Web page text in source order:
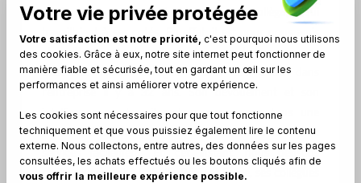
décès laissera un grand vide pour les collègues qui
travaillaient à ses cotés. En effet, il est pour nous amis
et collègues de travail, douloureux de panser nos
blessures. Notre collègue Daniel est entré dans
l’entreprise il y a 32 ans. Son dévouement et son
intelligence au travail restera pour nous tous une
richesse. Evidement, on n’efface pas 32 ans de loyaux
services facilement. En cet instant, nous pensons
chaleureusement à Isabelle, Régis et Serge, ses collègues
Votre vie privée protégée
Votre satisfaction est notre priorité, c'est pourquoi nous utilisons
des cookies. Grâce à eux, notre site internet peut fonctionner de
manière fiable et sécurisée, tout en gardant un œil sur les
performances et ainsi améliorer votre expérience.
Les cookies sont nécessaires pour que tout fonctionne
techniquement et que vous puissiez également lire le contenu
externe. Nous collectons, entre autres, des données sur les pages
consultées, les achats effectués ou les boutons cliqués afin de
vous offrir la meilleure expérience possible.